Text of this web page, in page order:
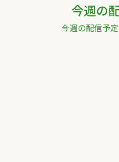
今週の
今週の配信予